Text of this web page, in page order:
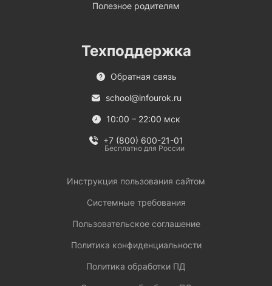
Полезное родителям
Техподдержка
Обратная связь
school@infourok.ru
10:00 – 22:00 мск
+7 (800) 600-21-01
Бесплатно для России
Инструкция пользования сайтом
Системные требования
Пользовательское соглашение
Политика конфиденциальности
Политика обработки ПД